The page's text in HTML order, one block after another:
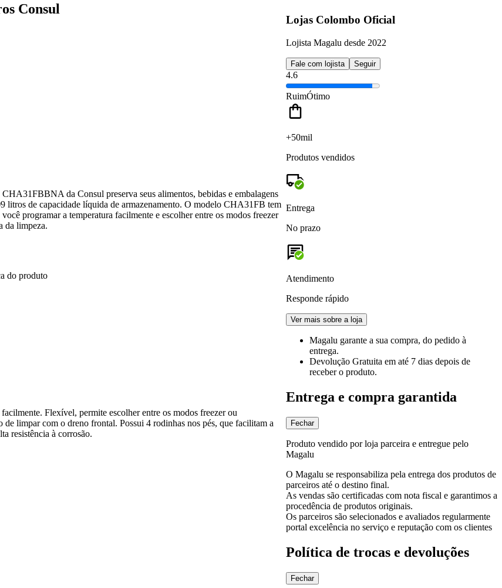
Consul
Lojas Colombo Oficial
Lojista Magalu desde 2022
Fale com lojista Seguir
4.6
RuimÓtimo
+50mil
Produtos vendidos
Entrega
No prazo
Atendimento
Responde rápido
Ver mais sobre a loja
Magalu garante a sua compra, do pedido à
entrega.
Devolução Gratuita em até 7 dias depois de
receber o produto.
Entrega e compra garantida
Fechar
Produto vendido por loja parceira e entregue pelo
Magalu
O Magalu se responsabiliza pela entrega dos produtos de
parceiros até o destino final.
As vendas são certificadas com nota fiscal e garantimos a
procedência de produtos originais.
Os parceiros são selecionados e avaliados regularmente
portal excelência no serviço e reputação com os clientes
Política de trocas e devoluções
Fechar
da Consul preserva seus alimentos, bebidas e embalagens
litros de capacidade líquida de armazenamento. O modelo CHA31FB tem
programar a temperatura facilmente e escolher entre os modos freezer
da limpeza.
do produto
Flexível, permite escolher entre os modos freezer ou
de limpar com o dreno frontal. Possui 4 rodinhas nos pés, que facilitam a
resistência à corrosão.